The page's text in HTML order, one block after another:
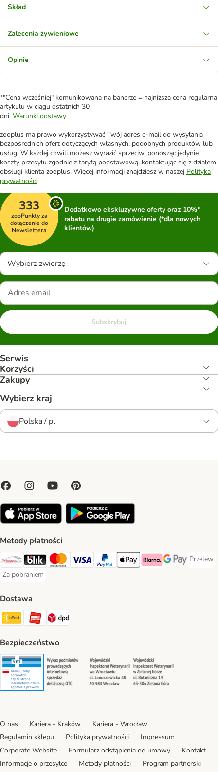
Skład
Zalecenia żywieniowe
Opinie
*"Cena wcześniej" komunikowana na banerze = najniższa cena regularna
artykułu w ciągu ostatnich 30
dni. Warunki dostawy
zooplus ma prawo wykorzystywać Twój adres e-mail do wysyłania
bezpośrednich ofert dotyczących własnych, podobnych produktów lub
usług. W każdej chwili możesz wyrazić sprzeciw, ponosząc jedynie
koszty przesyłu zgodnie z taryfą podstawową, kontaktując się z działem
obsługi klienta zooplus. Więcej informacji znajdziesz w naszej Polityka
prywatności
333
zooPunkty za
dołączenie do
Newslettera
Dodatkowo ekskluzywne oferty oraz 10%*
rabatu na drugie zamówienie (*dla nowych
klientów)
Wybierz zwierzę
Subskrybuj
Serwis
Korzyści
Zakupy
Wybierz kraj
Polska / pl
Metody płatności
Przelewy24 Payment Method
Blik Payment Method
MasterCard Payment Method
Visa Payment Method
PayPal Payment Method
Apple Pay Payment Method
Klarna Payment Method
Google Pay
Przelew
Przelew
Za pobraniem
Za pobraniem Payment Method
Dostawa
Paczkomat® Shipping Method
ORLEN Paczka Shipping Method
DPD Shipping Method
Bezpieczeństwo
Security Security Security
O nas Kariera - Kraków
Kariera - Wrocław
Regulamin sklepu
Polityka prywatności
Impressum
Corporate Website
Formularz odstąpienia od umowy
Kontakt
Informacje o przesyłce
Metody płatności
Program partnerski